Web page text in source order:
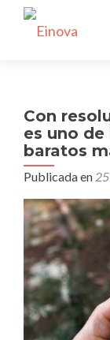
Con
es uno
baratos
Publicada en